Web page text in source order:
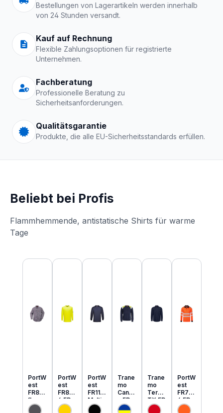
Bestellungen von Lagerartikeln werden innerhalb
von 24 Stunden versandt.
Kauf auf Rechnung
Flexible Zahlungsoptionen für registrierte
Unternehmen.
Fachberatung
Professionelle Beratung zu
Sicherheitsanforderungen.
Qualitätsgarantie
Produkte, die alle EU-Sicherheitsstandards erfüllen.
Beliebt bei Profis
Flammhemmende, antistatische Shirts für warme
Tage
Produktgalerie überspringen
PortW
est
FR89
flamm
hemm
PortW
est
FR80
6 FR
MultiN
PortW
est
FR11
Multi
Norm
Trane
mo
Cante
x FR
MultiN
Trane
mo
Tera
TX FR
leicht
PortW
est
FR73
4 FR
MultiN